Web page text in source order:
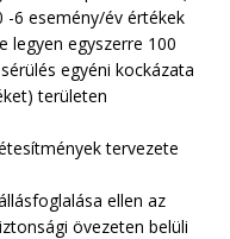
-6 esemény/év értékek
legyen egyszerre 100
egyéni kockázata
területen
tervezete
ellen az
övezeten belüli